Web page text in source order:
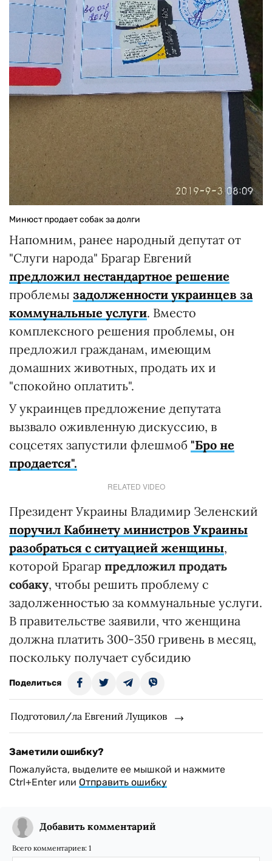
Минюст продает собак за долги
Напомним, ранее народный депутат от
"Слуги народа" Брагар Евгений
предложил нестандартное решение
проблемы задолженности украинцев за
коммунальные услуги. Вместо
комплексного решения проблемы, он
предложил гражданам, имеющим
домашних животных, продать их и
"спокойно оплатить".
У украинцев предложение депутата
вызвало оживленную дискуссию, в
соцсетях запустили флешмоб "Бро не
продается".
RELATED VIDEO
Президент Украины Владимир Зеленский
поручил Кабинету министров Украины
разобраться с ситуацией женщины,
которой Брагар предложил продать
собаку, чтобы решить проблему с
задолженностью за коммунальные услуги.
В правительстве заявили, что женщина
должна платить 300-350 гривень в месяц,
поскольку получает субсидию
Поделиться
Подготовил/ла Евгений Лущиков
Заметили ошибку?
Пожалуйста, выделите ее мышкой и нажмите
Ctrl+Enter или Отправить ошибку
Добавить комментарий
Всего комментариев: 1